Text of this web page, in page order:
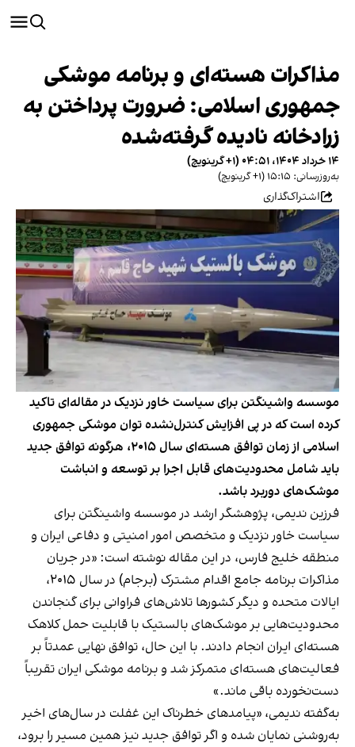
مذاکرات هسته‌ای و برنامه موشکی
جمهوری اسلامی: ضرورت پرداختن به
زرادخانه نادیده‌ گرفته‌شده
۱۴ خرداد ۱۴۰۴، ۰۴:۵۱ (‎+۱ گرینویچ)
به‌روزرسانی: ۱۵:۱۵ (‎+۱ گرینویچ)
اشتراک‌گذاری
موسسه واشینگتن برای سیاست خاور نزدیک در مقاله‌ای تاکید
کرده است که در پی افزایش کنترل‌نشده توان موشکی جمهوری
اسلامی از زمان توافق هسته‌ای سال ۲۰۱۵، هرگونه توافق جدید
باید شامل محدودیت‌های قابل اجرا بر توسعه و انباشت
موشک‌های دوربرد باشد.
فرزین ندیمی، پژوهشگر ارشد در موسسه واشینگتن برای
سیاست خاور نزدیک و متخصص امور امنیتی و دفاعی ایران و
منطقه خلیج فارس، در این مقاله نوشته است: «در جریان
مذاکرات برنامه جامع اقدام مشترک (برجام) در سال ۲۰۱۵،
ایالات متحده و دیگر کشورها تلاش‌های فراوانی برای گنجاندن
محدودیت‌هایی بر موشک‌های بالستیک با قابلیت حمل کلاهک
هسته‌ای ایران انجام دادند. با این حال، توافق نهایی عمدتاً بر
فعالیت‌های هسته‌ای متمرکز شد و برنامه موشکی ایران تقریباً
دست‌نخورده باقی ماند.»
به‌گفته ندیمی، «پیامدهای خطرناک این غفلت در سال‌های اخیر
به‌روشنی نمایان شده و اگر توافق جدید نیز همین مسیر را برود،